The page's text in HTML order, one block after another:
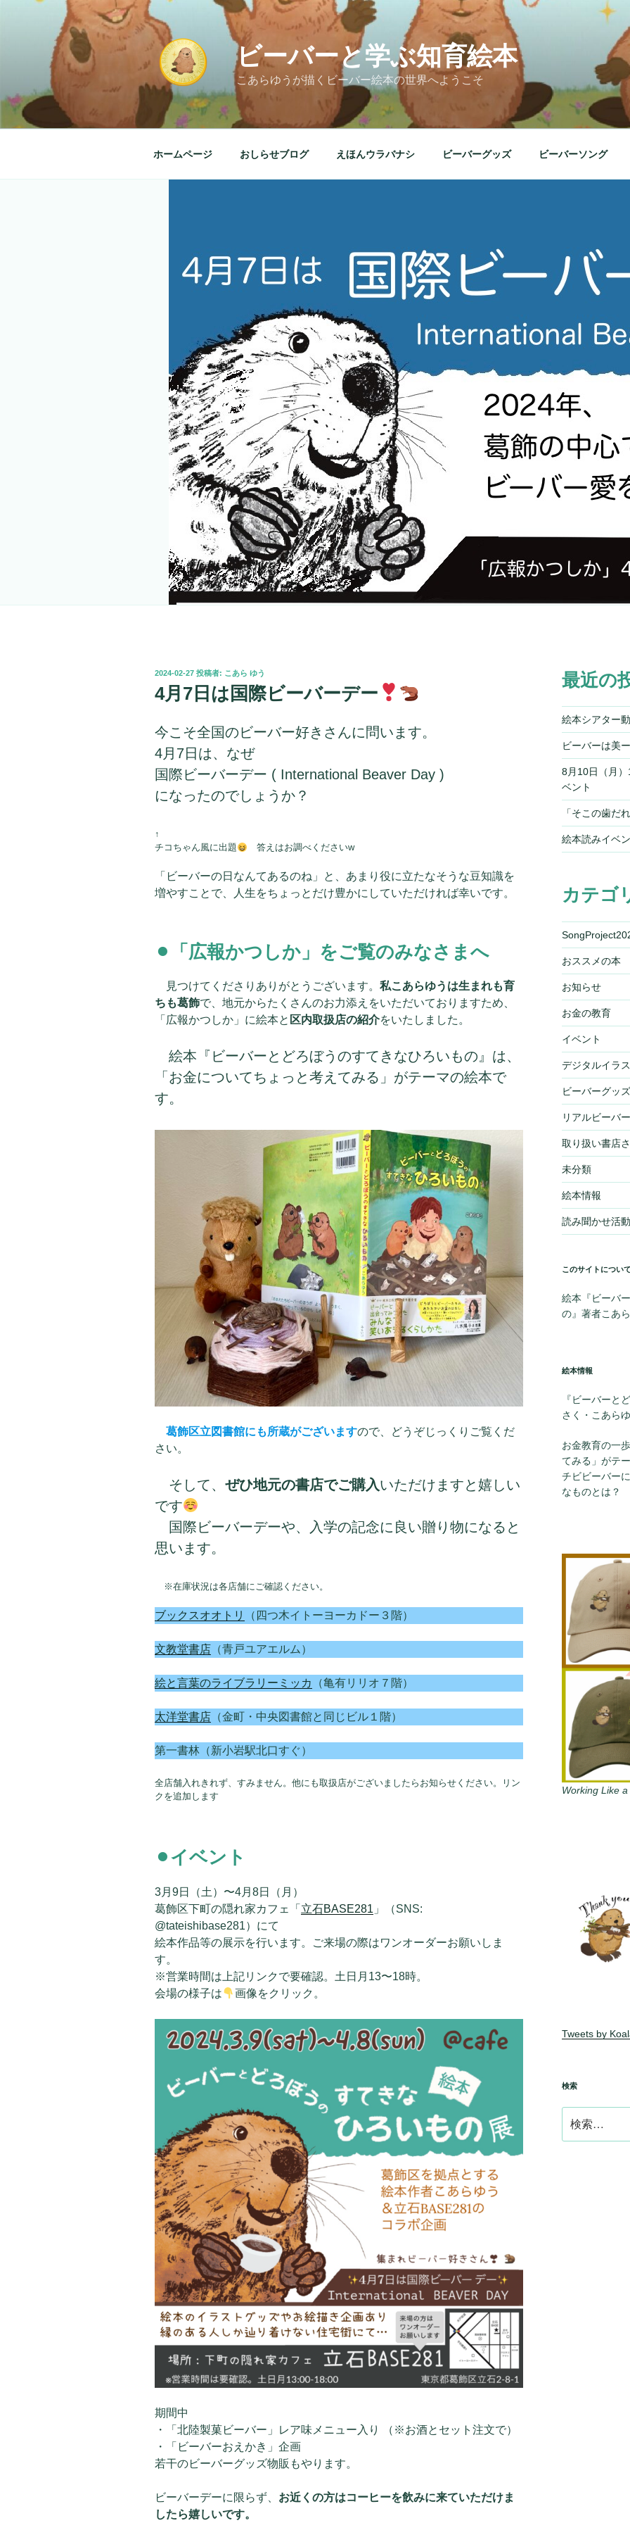
キ
ビーバーと学ぶ知育絵本
こあらゆうが描くビーバー絵本の世界へようこそ
ホームページ おしらせブログ えほんウラバナシ ビーバーグッズ ビーバーソング
投
日:
2024-02-27 投稿者: こあら ゆう
4月7日は国際ビーバーデー
今こそ全国のビーバー好きさんに問います。
4月7日は、なぜ
国際ビーバーデー ( International Beaver Day )
になったのでしょうか？
↑
チコちゃん風に出題
答えはお調べくださいw
「ビーバーの日なんてあるのね」と、あまり役に立たなそうな豆知識を
増やすことで、人生をちょっとだけ豊かにしていただければ幸いです。
⚫︎「広報かつしか」をご覧のみなさまへ
見つけてくださりありがとうございます。 私こあらゆうは生まれも育
ちも葛飾で、地元からたくさんのお力添えをいただいておりますため、
「広報かつしか」に絵本と 区内取扱店の紹介をいたしました。
絵本『ビーバーとどろぼうのすてきなひろいもの』は、
「お金についてちょっと考えてみる」がテーマの絵本で
す。
葛飾区立図書館にも所蔵がございますので、どうぞじっくりご覧くだ
さい。
そして、 ぜひ地元の書店でご購入いただけますと嬉しい
です
国際ビーバーデーや、入学の記念に良い贈り物になると
思います。
※在庫状況は各店舗にご確認ください。
ブックスオオトリ （四つ木イトーヨーカドー３階）
文教堂書店 （青戸ユアエルム）
絵と言葉のライブラリーミッカ （亀有リリオ７階）
太洋堂書店 （金町・中央図書館と同じビル１階）
第一書林（新小岩駅北口すぐ）
全店舗入れきれず、すみません。他にも取扱店がございましたらお知らせください。リン
クを追加します
⚫︎イベント
3月9日（土）〜4月8日（月）
葛飾区下町の隠れ家カフェ「 立石BASE281 」（SNS:
@tateishibase281）にて
絵本作品等の展示を行います。ご来場の際はワンオーダーお願いしま
す。
※営業時間は上記リンクで要確認。土日月13〜18時。
会場の様子は
画像をクリック。
期間中
・「北陸製菓ビーバー」レア味メニュー入り （※お酒とセット注文で）
・「ビーバーおえかき」企画
若干のビーバーグッズ物販もやります。
ビーバーデーに限らず、 お近くの方はコーヒーを飲みに来ていただけま
したら嬉しいです。
最近の
絵本シアター
ビーバーは美
8月10日（月
ベント
「そこの歯だ
絵本読みイベ
カテゴ
おススメの本
お知らせ
お金の教育
イベント
デジタルイラ
ビーバーグッズ
リアルビーバー
取り扱い書店
未分類
絵本情報
読み聞かせ活動
このサイトについて
絵本『ビーバ
の』著者こあ
絵本情報
『ビーバーと
さく・こあら
お金教育の一
てみる」がテ
チビビーバー
なものとは？
Working Like
Tweets by
検索
索: